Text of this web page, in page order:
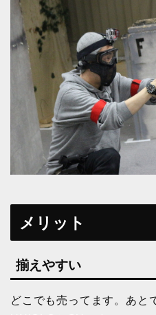
メリット
揃えやすい
どこでも売ってます。あと